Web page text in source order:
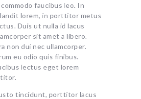
faucibus leo. In
lorem, in porttitor metus
Duis ut nulla id lacus
sit amet a libero.
non dui nec ullamcorper.
eu odio quis finibus.
lectus eget lorem
tincidunt, porttitor lacus